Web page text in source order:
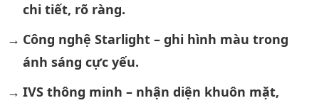
chi tiết, rõ ràng.
Công nghệ Starlight – ghi hình màu trong
ánh sáng cực yếu.
IVS thông minh – nhận diện khuôn mặt,